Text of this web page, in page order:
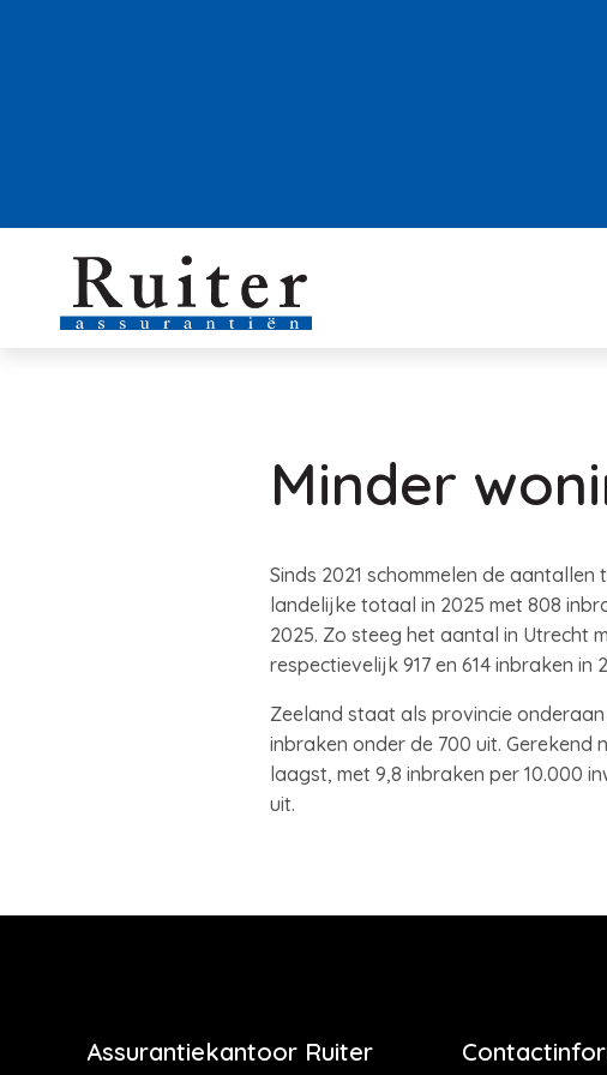
Minder
Sinds 2021 schommelen de
landelijke totaal in 2025 met 808
2025. Zo steeg het aantal in Utrecht
respectievelijk 917 en 614 inbraken in
Zeeland staat als provincie
inbraken onder de 700 uit. Gerekend
laagst, met 9,8 inbraken per 10.000
uit.
Assurantiekantoor Ruiter